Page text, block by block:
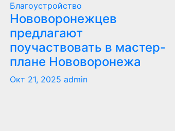
Благоустройство
Нововоронежцев
предлагают
поучаствовать в мастер-
плане Нововоронежа
Окт 21, 2025 admin